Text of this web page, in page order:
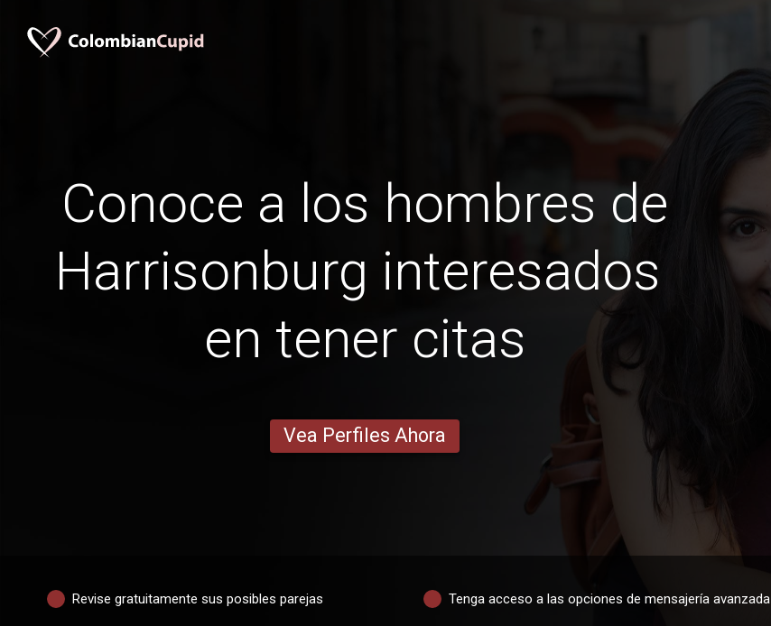
Conoce a los hombres de
Harrisonburg interesados ​​
en tener citas
Vea Perfiles Ahora
Revise gratuitamente sus posibles parejas Tenga acceso a las opciones de mensajería avanzada